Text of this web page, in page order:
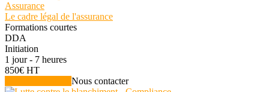
Assurance
Le cadre légal de l'assurance
Formations courtes
DDA
Initiation
1 jour - 7 heures
850€ HT
Nous contacter